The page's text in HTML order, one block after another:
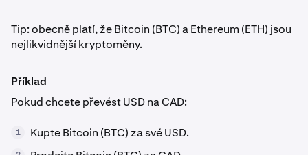
Tip: obecně platí, že Bitcoin (BTC) a Ethereum (ETH) jsou
nejlikvidnější kryptoměny.
Příklad
Pokud chcete převést USD na CAD:
1 Kupte Bitcoin (BTC) za své USD.